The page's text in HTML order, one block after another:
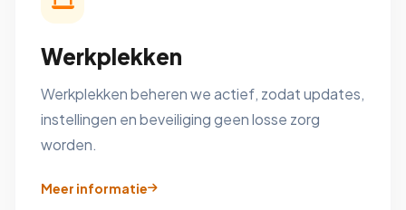
Werkplekken
Werkplekken beheren we actief, zodat updates,
instellingen en beveiliging geen losse zorg
worden.
Meer informatie